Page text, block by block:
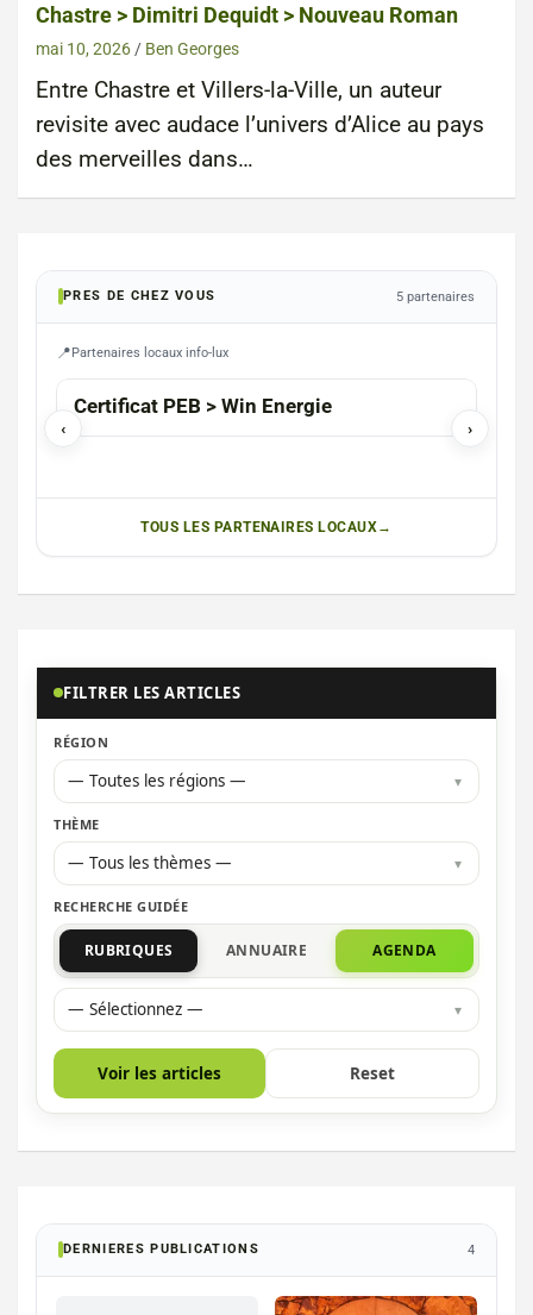
Chastre > Dimitri Dequidt > Nouveau Roman
mai 10, 2026 Ben Georges
Entre Chastre et Villers-la-Ville, un auteur
revisite avec audace l’univers d’Alice au pays
des merveilles dans…
PRES DE CHEZ VOUS 5 partenaires
Partenaires locaux info-lux
‹ ›
Certificat PEB > Win Energie
TOUS LES PARTENAIRES LOCAUX
FILTRER LES ARTICLES
RÉGION
— Toutes les régions —
THÈME
— Tous les thèmes —
RECHERCHE GUIDÉE
RUBRIQUES ANNUAIRE AGENDA
— Sélectionnez —
Voir les articles Reset
DERNIERES PUBLICATIONS 4